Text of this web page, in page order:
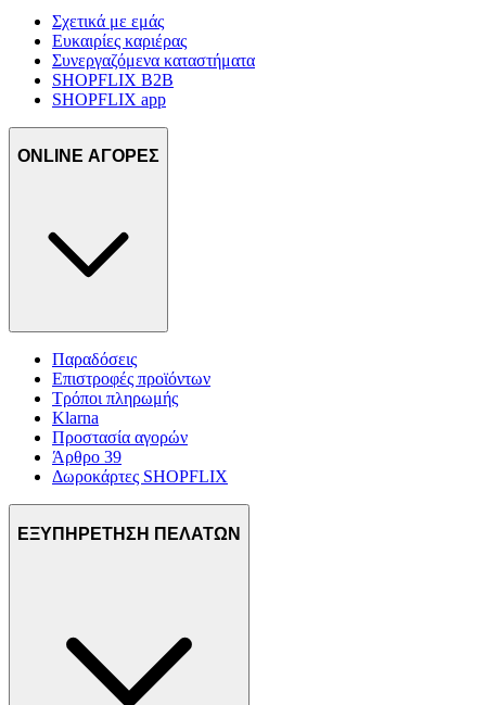
Σχετικά με εμάς
Ευκαιρίες καριέρας
Συνεργαζόμενα καταστήματα
SHOPFLIX B2B
SHOPFLIX app
ONLINE ΑΓΟΡΕΣ
Παραδόσεις
Επιστροφές προϊόντων
Τρόποι πληρωμής
Klarna
Προστασία αγορών
Άρθρο 39
Δωροκάρτες SHOPFLIX
ΕΞΥΠΗΡΕΤΗΣΗ ΠΕΛΑΤΩΝ